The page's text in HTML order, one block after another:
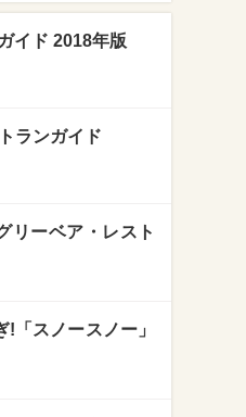
イド 2018年版
ランガイド
リーベア・レスト
「スノースノー」